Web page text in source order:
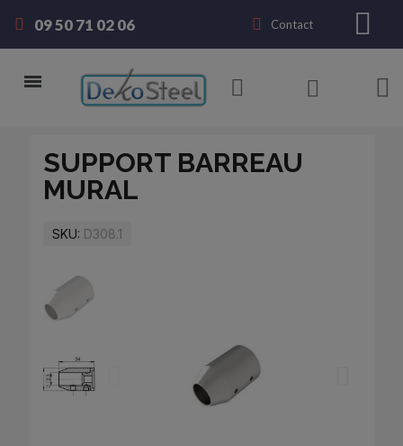
09 50 71 02 06 Contact
SUPPORT BARREAU
MURAL
SKU D308.1